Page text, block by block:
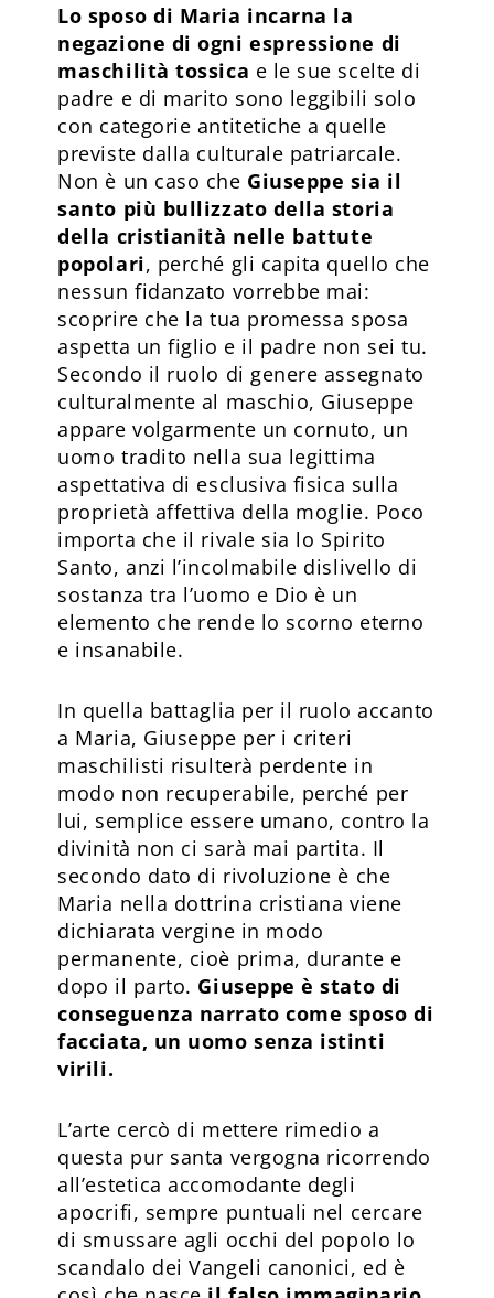
Lo sposo di Maria incarna la
negazione di ogni espressione di
maschilità tossica e le sue scelte di
padre e di marito sono leggibili solo
con categorie antitetiche a quelle
previste dalla culturale patriarcale.
Non è un caso che Giuseppe sia il
santo più bullizzato della storia
della cristianità nelle battute
popolari, perché gli capita quello che
nessun fidanzato vorrebbe mai:
scoprire che la tua promessa sposa
aspetta un figlio e il padre non sei tu.
Secondo il ruolo di genere assegnato
culturalmente al maschio, Giuseppe
appare volgarmente un cornuto, un
uomo tradito nella sua legittima
aspettativa di esclusiva fisica sulla
proprietà affettiva della moglie. Poco
importa che il rivale sia lo Spirito
Santo, anzi l’incolmabile dislivello di
sostanza tra l’uomo e Dio è un
elemento che rende lo scorno eterno
e insanabile.
In quella battaglia per il ruolo accanto
a Maria, Giuseppe per i criteri
maschilisti risulterà perdente in
modo non recuperabile, perché per
lui, semplice essere umano, contro la
divinità non ci sarà mai partita. Il
secondo dato di rivoluzione è che
Maria nella dottrina cristiana viene
dichiarata vergine in modo
permanente, cioè prima, durante e
dopo il parto. Giuseppe è stato di
conseguenza narrato come sposo di
facciata, un uomo senza istinti
virili.
L’arte cercò di mettere rimedio a
questa pur santa vergogna ricorrendo
all’estetica accomodante degli
apocrifi, sempre puntuali nel cercare
di smussare agli occhi del popolo lo
scandalo dei Vangeli canonici, ed è